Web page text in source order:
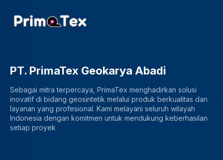
PT. PrimaTex Geokarya Abadi
Sebagai mitra terpercaya, PrimaTex menghadirkan solusi
inovatif di bidang geosintetik melalui produk berkualitas dan
layanan yang profesional. Kami melayani seluruh wilayah
Indonesia dengan komitmen untuk mendukung keberhasilan
setiap proyek